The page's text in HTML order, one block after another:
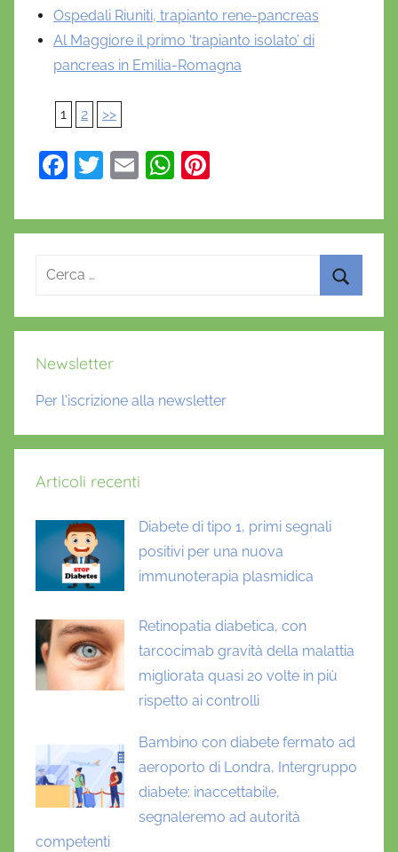
Ospedali Riuniti, trapianto rene-pancreas
Al Maggiore il primo ‘trapianto isolato’ di
pancreas in Emilia-Romagna
1 2 >>
F
c
b
o
k
T
itt
E
ai
W
at
p
er
Ricerca
Newsletter
Per l'iscrizione alla newsletter
Articoli recenti
Diabete di tipo 1, primi segnali
positivi per una nuova
immunoterapia plasmidica
Retinopatia diabetica, con
tarcocimab gravità della malattia
migliorata quasi 20 volte in più
rispetto ai controlli
Bambino con diabete fermato ad
aeroporto di Londra, Intergruppo
diabete: inaccettabile,
segnaleremo ad autorità
competenti